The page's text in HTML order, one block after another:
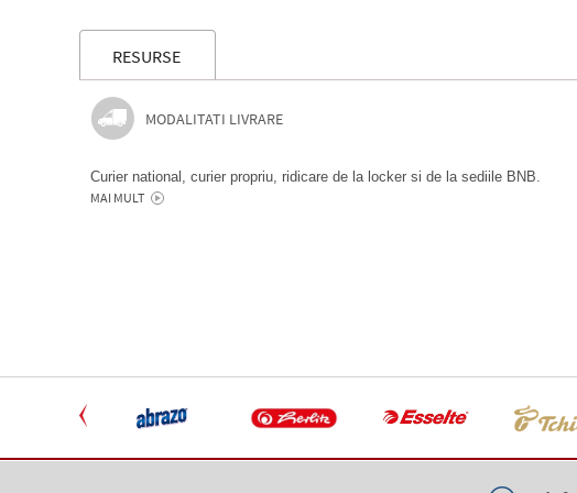
RESURSE
MODALITATI LIVRARE
Curier national, curier propriu, ridicare de la locker si de la sediile BNB.
MAI MULT